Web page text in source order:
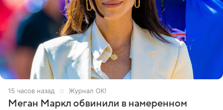
16 часов назад Журнал OK!
Меган Маркл обвинили в намеренном